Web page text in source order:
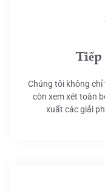
Tiếp
Chúng tôi không
còn xem xét toàn
xuất các giải